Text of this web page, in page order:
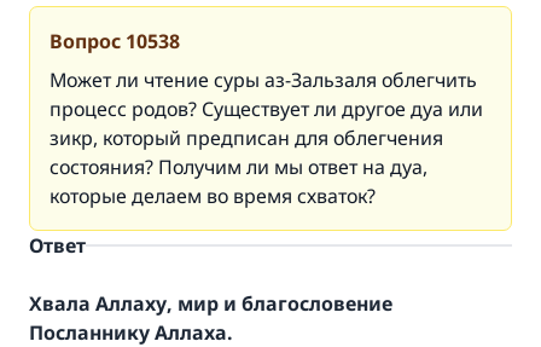
Вопрос 10538
Может ли чтение суры аз-Зальзаля облегчить
процесс родов? Существует ли другое дуа или
зикр, который предписан для облегчения
состояния? Получим ли мы ответ на дуа,
которые делаем во время схваток?
Ответ
Хвала Аллаху, мир и благословение
Посланнику Аллаха.